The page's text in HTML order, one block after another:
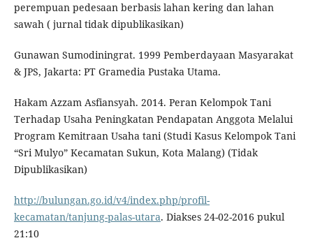
perempuan pedesaan berbasis lahan kering dan lahan
sawah ( jurnal tidak dipublikasikan)
Gunawan Sumodiningrat. 1999 Pemberdayaan Masyarakat
& JPS, Jakarta: PT Gramedia Pustaka Utama.
Hakam Azzam Asfiansyah. 2014. Peran Kelompok Tani
Terhadap Usaha Peningkatan Pendapatan Anggota Melalui
Program Kemitraan Usaha tani (Studi Kasus Kelompok Tani
“Sri Mulyo” Kecamatan Sukun, Kota Malang) (Tidak
Dipublikasikan)
http://bulungan.go.id/v4/index.php/profil-
kecamatan/tanjung-palas-utara. Diakses 24-02-2016 pukul
21:10